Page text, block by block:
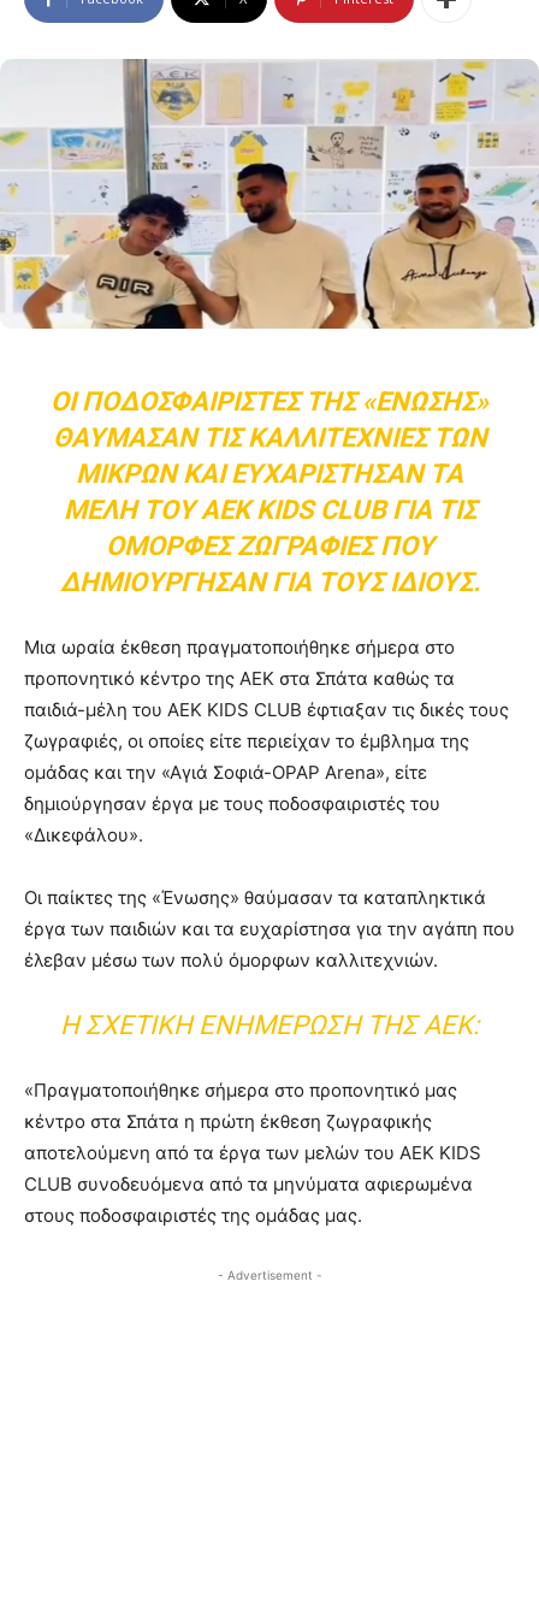
ΟΙ ΠΟΔΟΣΦΑΙΡΙΣΤΈΣ ΤΗΣ «ΈΝΩΣΗΣ»
ΘΑΎΜΑΣΑΝ ΤΙΣ ΚΑΛΛΙΤΕΧΝΊΕΣ ΤΩΝ
ΜΙΚΡΏΝ ΚΑΙ ΕΥΧΑΡΊΣΤΗΣΑΝ ΤΑ
ΜΈΛΗ ΤΟΥ AEK KIDS CLUB ΓΙΑ ΤΙΣ
ΌΜΟΡΦΕΣ ΖΩΓΡΑΦΙΈΣ ΠΟΥ
ΔΗΜΙΟΎΡΓΗΣΑΝ ΓΙΑ ΤΟΥΣ ΊΔΙΟΥΣ.
Μια ωραία έκθεση πραγματοποιήθηκε σήμερα στο
προπονητικό κέντρο της ΑΕΚ στα Σπάτα καθώς τα
παιδιά-μέλη του ΑΕΚ ΚIDS CLUB έφτιαξαν τις δικές τους
ζωγραφιές, οι οποίες είτε περιείχαν το έμβλημα της
ομάδας και την «Αγιά Σοφιά-OPAP Arena», είτε
δημιούργησαν έργα με τους ποδοσφαιριστές του
«Δικεφάλου».
Οι παίκτες της «Ένωσης» θαύμασαν τα καταπληκτικά
έργα των παιδιών και τα ευχαρίστησα για την αγάπη που
έλεβαν μέσω των πολύ όμορφων καλλιτεχνιών.
Η ΣΧΕΤΙΚΉ ΕΝΗΜΈΡΩΣΗ ΤΗΣ ΑΕΚ:
«Πραγματοποιήθηκε σήμερα στο προπονητικό μας
κέντρο στα Σπάτα η πρώτη έκθεση ζωγραφικής
αποτελούμενη από τα έργα των μελών του ΑΕΚ ΚIDS
CLUB συνοδευόμενα από τα μηνύματα αφιερωμένα
στους ποδοσφαιριστές της ομάδας μας.
- Advertisement -